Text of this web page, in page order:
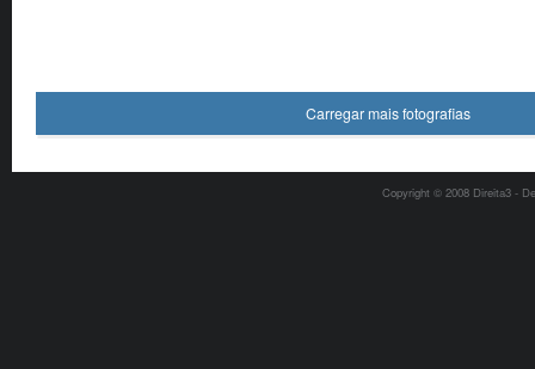
Carregar mais fotografias
Copyright © 2008 Direita3 -